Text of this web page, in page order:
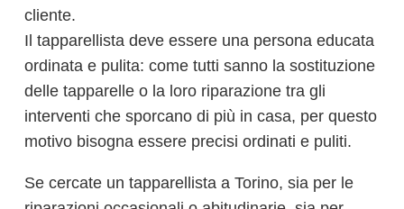
cliente.
Il tapparellista deve essere una persona educata
ordinata e pulita: come tutti sanno la sostituzione
delle tapparelle o la loro riparazione tra gli
interventi che sporcano di più in casa, per questo
motivo bisogna essere precisi ordinati e puliti.
Se cercate un tapparellista a Torino, sia per le